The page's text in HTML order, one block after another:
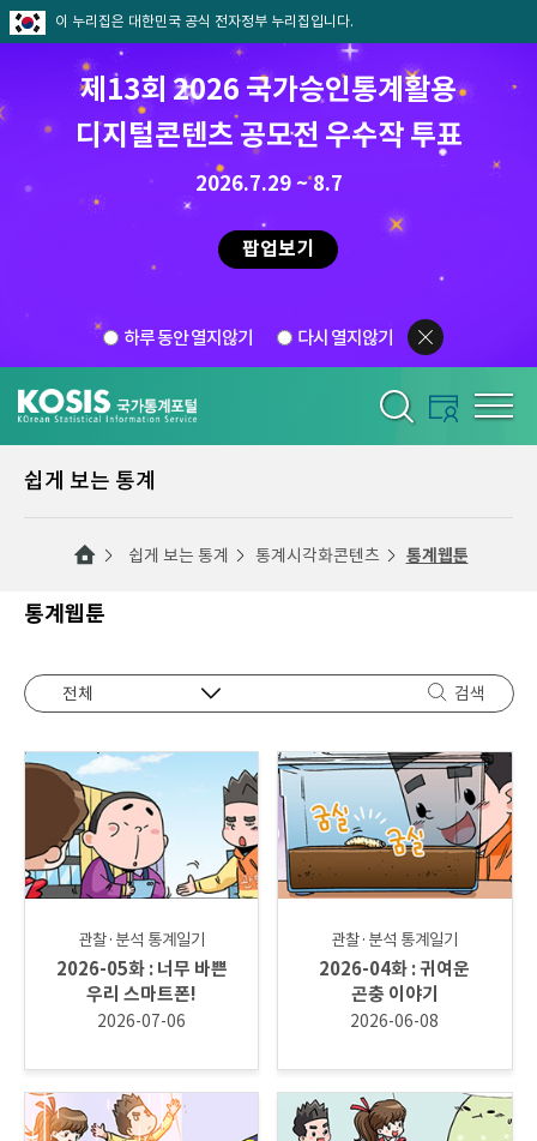
이 누리집은 대한민국 공식 전자정부 누리집입니다.
제13회 2026 국가승인통계활용
디지털콘텐츠 공모전 우수작 투표
2026.7.29 ~ 8.7
팝업보기
하루 동안 열지않기 다시 열지않기
쉽게 보는 통계
쉽게 보는 통계 통계시각화콘텐츠 통계웹툰
통계웹툰
검색
관찰·분석 통계일기
2026-05화 : 너무 바쁜
우리 스마트폰!
2026-07-06
관찰·분석 통계일기
2026-04화 : 귀여운
곤충 이야기
2026-06-08